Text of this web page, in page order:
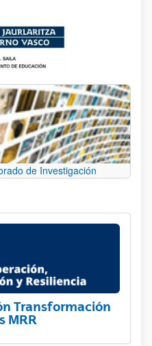
de Investigación
Transformación
MRR